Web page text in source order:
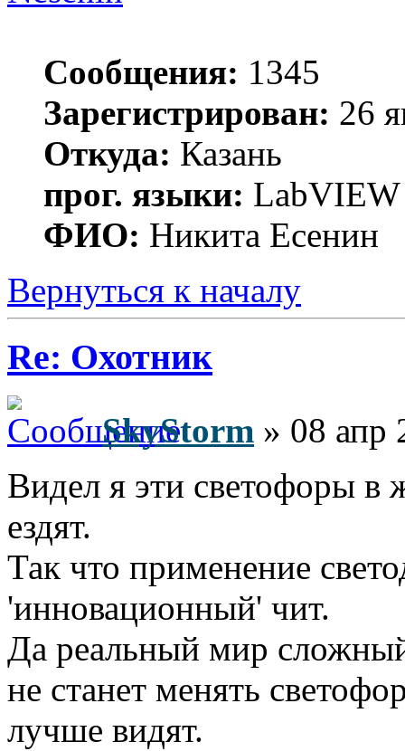
Сообщения: 1345
Зарегистрирован: 26
Откуда: Казань
прог. языки: LabVIEW
ФИО: Никита Есенин
Вернуться к началу
Re: Охотник
SkyStorm » 08 апр
Видел я эти светофоры
ездят.
Так что применение
'инновационный' чит.
Да реальный мир
не станет менять
лучше видят.